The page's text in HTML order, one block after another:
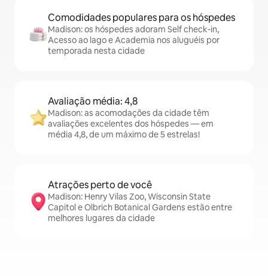
Comodidades populares para os hóspedes
Madison: os hóspedes adoram Self check-in,
Acesso ao lago e Academia nos aluguéis por
temporada nesta cidade
Avaliação média: 4,8
Madison: as acomodações da cidade têm
avaliações excelentes dos hóspedes — em
média 4,8, de um máximo de 5 estrelas!
Atrações perto de você
Madison: Henry Vilas Zoo, Wisconsin State
Capitol e Olbrich Botanical Gardens estão entre
melhores lugares da cidade